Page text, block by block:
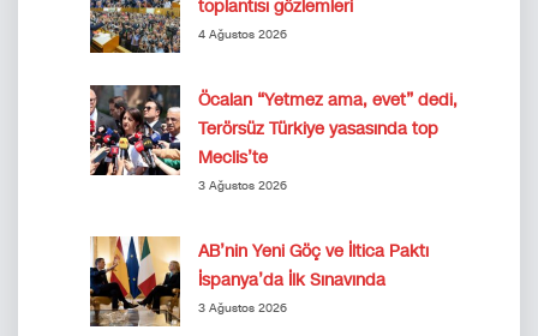
toplantısı gözlemleri
4 Ağustos 2026
Öcalan “Yetmez ama, evet” dedi,
Terörsüz Türkiye yasasında top
Meclis’te
3 Ağustos 2026
AB’nin Yeni Göç ve İltica Paktı
İspanya’da İlk Sınavında
3 Ağustos 2026